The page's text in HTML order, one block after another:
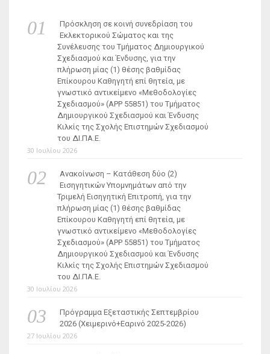
Πρόσκληση σε κοινή συνεδρίαση του
Εκλεκτορικού Σώματος και της
Συνέλευσης του Τμήματος Δημιουργικού
Σχεδιασμού και Ένδυσης, για την
πλήρωση μίας (1) θέσης βαθμίδας
Επίκουρου Καθηγητή επί θητεία, με
γνωστικό αντικείμενο «Μεθοδολογίες
Σχεδιασμού» (ΑΡΡ 55851) του Τμήματος
Δημιουργικού Σχεδιασμού και Ένδυσης
Κιλκίς της Σχολής Επιστημών Σχεδιασμού
του ΔΙ.ΠΑ.Ε.
30 Ιουλίου 2026
Ανακοίνωση – Κατάθεση δύο (2)
Εισηγητικών Υπομνημάτων από την
Τριμελή Εισηγητική Επιτροπή, για την
πλήρωση μίας (1) θέσης βαθμίδας
Επίκουρου Καθηγητή επί θητεία, με
γνωστικό αντικείμενο «Μεθοδολογίες
Σχεδιασμού» (ΑΡΡ 55851) του Τμήματος
Δημιουργικού Σχεδιασμού και Ένδυσης
Κιλκίς της Σχολής Επιστημών Σχεδιασμού
του ΔΙ.ΠΑ.Ε.
30 Ιουλίου 2026
Πρόγραμμα Εξεταστικής Σεπτεμβρίου
2026 (Χειμερινό+Εαρινό 2025-2026)
27 Ιουλίου 2026